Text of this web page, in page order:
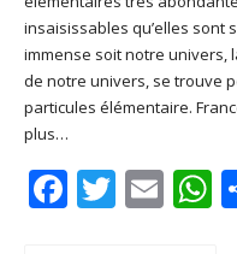
Apple Podcasts
Google Play
Podcast Addict
SHARE
LINK
EMBED
insaisissables qu’elles sont
immense soit notre univers,
de notre univers, se trouve
particules élémentaire.
plus…
Facebook